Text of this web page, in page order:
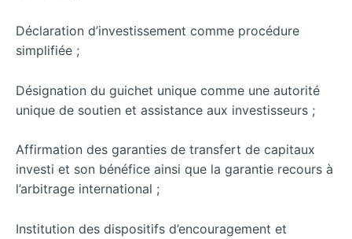
Déclaration d’investissement comme procédure
simplifiée ;
Désignation du guichet unique comme une autorité
unique de soutien et assistance aux investisseurs ;
Affirmation des garanties de transfert de capitaux
investi et son bénéfice ainsi que la garantie recours à
l’arbitrage international ;
Institution des dispositifs d’encouragement et